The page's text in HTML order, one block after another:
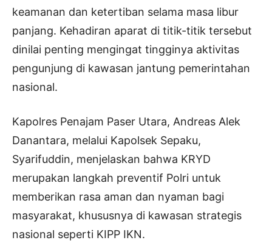
keamanan dan ketertiban selama masa libur
panjang. Kehadiran aparat di titik-titik tersebut
dinilai penting mengingat tingginya aktivitas
pengunjung di kawasan jantung pemerintahan
nasional.
Kapolres Penajam Paser Utara, Andreas Alek
Danantara, melalui Kapolsek Sepaku,
Syarifuddin, menjelaskan bahwa KRYD
merupakan langkah preventif Polri untuk
memberikan rasa aman dan nyaman bagi
masyarakat, khususnya di kawasan strategis
nasional seperti KIPP IKN.